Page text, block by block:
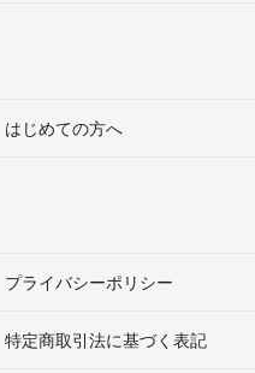
はじめての方へ
プライバシーポリシー
特定商取引法に基づく表記